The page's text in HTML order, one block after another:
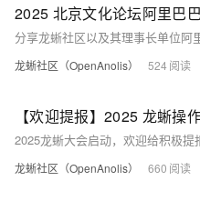
分享龙蜥社区以及其理事长单位阿
龙蜥社区（OpenAnolis） 524
【欢迎提报】2025 龙蜥操
2025龙蜥大会启动，欢迎给积极提
龙蜥社区（OpenAnolis） 660